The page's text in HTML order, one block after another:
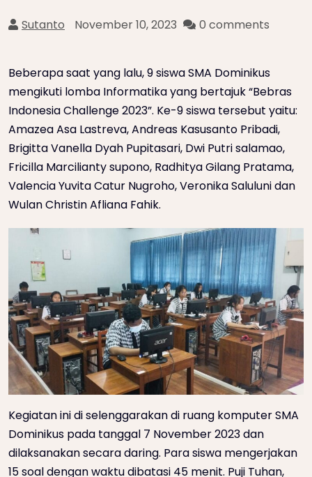
Sutanto November 10, 2023 0 comments
Beberapa saat yang lalu, 9 siswa SMA Dominikus
mengikuti lomba Informatika yang bertajuk “Bebras
Indonesia Challenge 2023”. Ke-9 siswa tersebut yaitu:
Amazea Asa Lastreva, Andreas Kasusanto Pribadi,
Brigitta Vanella Dyah Pupitasari, Dwi Putri salamao,
Fricilla Marcilianty supono, Radhitya Gilang Pratama,
Valencia Yuvita Catur Nugroho, Veronika Saluluni dan
Wulan Christin Afliana Fahik.
Kegiatan ini di selenggarakan di ruang komputer SMA
Dominikus pada tanggal 7 November 2023 dan
dilaksanakan secara daring. Para siswa mengerjakan
15 soal dengan waktu dibatasi 45 menit. Puji Tuhan,